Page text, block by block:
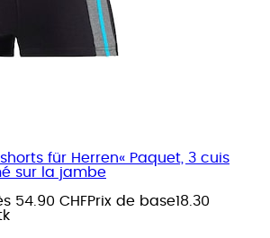
für Herren« Paquet, 3 cuis
sur la jambe
54.90 CHFPrix de base18.30